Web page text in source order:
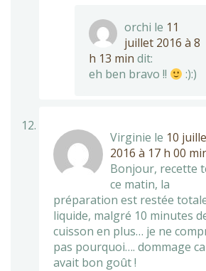
orchi le 11
juillet 2016 à 8
h 13 min dit:
eh ben bravo !!
:):)
Virginie le 10
2016 à 17 h 00
Bonjour, recette
ce matin, la
préparation est restée
liquide, malgré 10 minutes
cuisson en plus… je ne
pas pourquoi…. dommage
avait bon goût !